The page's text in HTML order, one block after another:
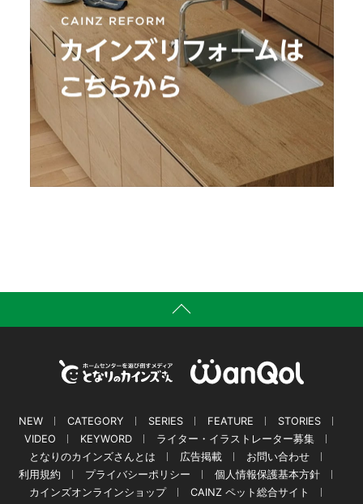
NEW CATEGORY SERIES FEATURE
STORIES
VIDEO
KEYWORD
ライター・イラストレーター募集
となりのカインズさんとは
広告掲載
お問い合わせ
利用規約
プライバシーポリシー
個人情報保護基本方針
カインズオンラインショップ
CAINZ ペット総合サイト